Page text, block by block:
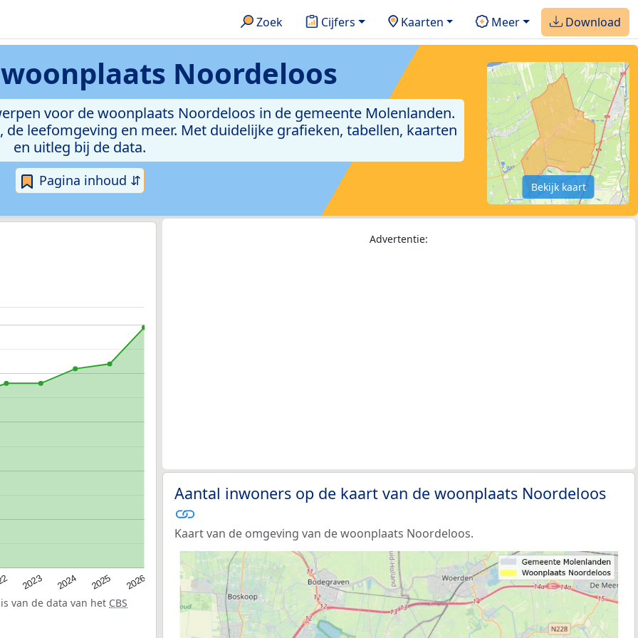
Zoek Cijfers Kaarten Meer Download
woonplaats Noordeloos
voor de woonplaats Noordeloos in de gemeente Molenlanden.
leefomgeving en meer. Met duidelijke grafieken, tabellen, kaarten
en uitleg bij de data.
Pagina inhoud ⇵ Bekijk kaart
2023 2024 2025 2026
van de data van het CBS
Advertentie:
Aantal inwoners op de kaart van de woonplaats Noordeloos
Kaart van de omgeving van de woonplaats Noordeloos.